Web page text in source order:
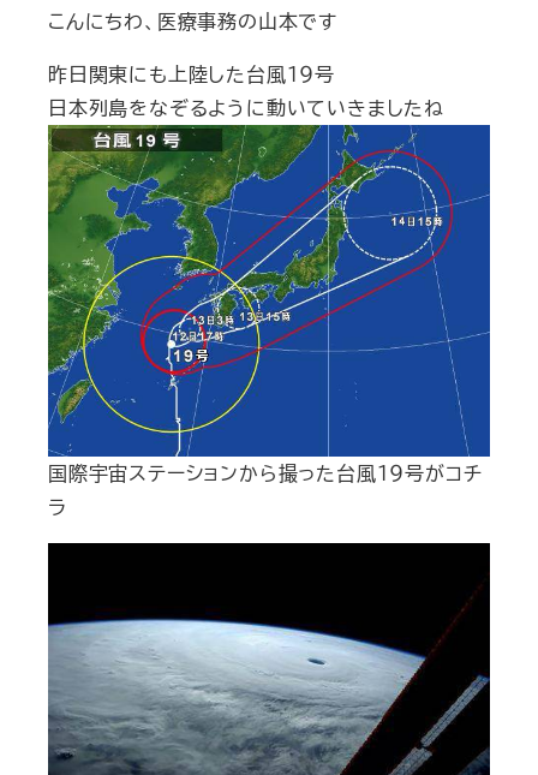
こんにちわ、医療事務の山本です
昨日関東にも上陸した台風１９号
日本列島をなぞるように動いていきましたね
国際宇宙ステーションから撮った台風１９号がコチ
ラ